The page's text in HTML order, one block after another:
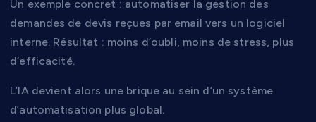
Un exemple concret : automatiser la gestion des
demandes de devis reçues par email vers un logiciel
interne. Résultat : moins d’oubli, moins de stress, plus
d’efficacité.
L’IA devient alors une brique au sein d’un système
d’automatisation plus global.